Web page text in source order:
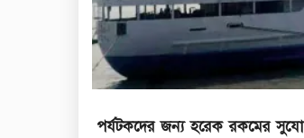
পর্যটকদের জন্য হরেক রকমের